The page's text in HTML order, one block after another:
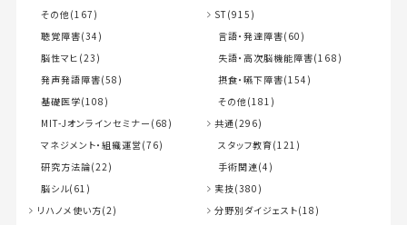
その他(167)
ST(915)
聴覚障害(34)
言語・発達障害(60)
脳性マヒ(23)
失語・高次脳機能障害(168)
発声発語障害(58)
摂食・嚥下障害(154)
基礎医学(108)
その他(181)
MIT-Jオンラインセミナー(68)
共通(296)
マネジメント・組織運営(76)
スタッフ教育(121)
研究方法論(22)
手術関連(4)
脳シル(61)
実技(380)
リハノメ使い方(2)
分野別ダイジェスト(18)